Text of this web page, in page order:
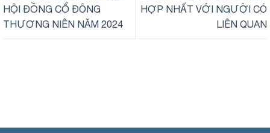
HỘI ĐỒNG CỔ ĐÔNG
THƯƠNG NIÊN NĂM 2024
HỢP NHẤT VỚI NGƯỜI CÓ
LIÊN QUAN